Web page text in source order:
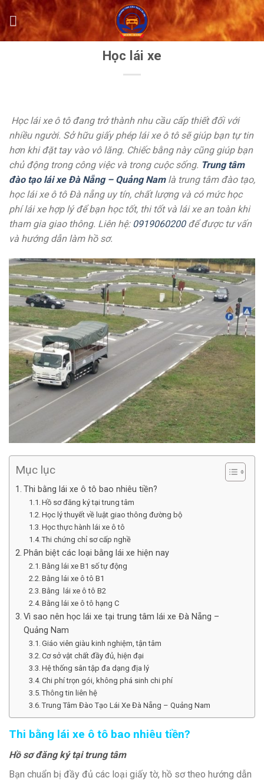
Skip
to
content
Học lái xe
Học lái xe ô tô đang trở thành nhu cầu cấp thiết đối với
nhiều người. Sở hữu giấy phép lái xe ô tô sẽ giúp bạn tự tin
hơn khi đặt tay vào vô lăng. Chiếc bằng này cũng giúp bạn
chủ động trong công việc và trong cuộc sống. Trung tâm
đào tạo lái xe Đà Nẵng – Quảng Nam là trung tâm đào tạo,
học lái xe ô tô Đà nẵng uy tín, chất lượng và có mức học
phí lái xe hợp lý để bạn học tốt, thi tốt và lái xe an toàn khi
tham gia giao thông. Liên hệ: 0919060200để được tư vấn
và hướng dẫn làm hồ sơ.
Mục lục
Thi bằng lái xe ô tô bao nhiêu tiền?
Hồ sơ đăng ký tại trung tâm
Học lý thuyết về luật giao thông đường bộ
Học thực hành lái xe ô tô
Thi chứng chỉ sơ cấp nghề
Phân biệt các loại bằng lái xe hiện nay
Bằng lái xe B1 số tự động
Bằng lái xe ô tô B1
Bằng lái xe ô tô B2
Bằng lái xe ô tô hạng C
Vì sao nên học lái xe tại trung tâm lái xe Đà Nẵng –
Quảng Nam
Giáo viên giàu kinh nghiệm, tận tâm
Cơ sở vật chất đầy đủ, hiện đại
Hệ thống sân tập đa dạng địa lý
Chi phí trọn gói, không phá sinh chi phí
Thông tin liên hệ
Trung Tâm Đào Tạo Lái Xe Đà Nẵng – Quảng Nam
Thi bằng lái xe ô tô bao nhiêu tiền?
Hồ sơ đăng ký tại trung tâm
Bạn chuẩn bị đầy đủ các loại giấy tờ, hồ sơ theo hướng dẫn